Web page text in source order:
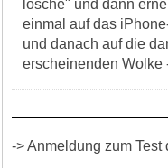
lösche" und dann
einmal auf das
und danach auf die
erscheinenden Wolke
-> Anmeldung zum